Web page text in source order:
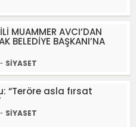
MUAMMER AVCI’DAN
BELEDİYE BAŞKANI’NA
SİYASET
“Teröre asla fırsat
SİYASET